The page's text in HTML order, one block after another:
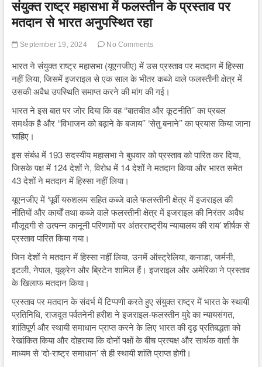
संयुक्त राष्ट्र महासभा में फलस्तीन के प्रस्ताव पर
मतदान से भारत अनुपस्थित रहा
September 19, 2024 No Comments
भारत ने संयुक्त राष्ट्र महासभा (यूएनजीए) में उस प्रस्ताव पर मतदान में हिस्सा
नहीं लिया, जिसमें इजराइल से एक साल के भीतर कब्जे वाले फलस्तीनी क्षेत्र में
उसकी अवैध उपस्थिति समाप्त करने की मांग की गई।
भारत ने इस बात पर जोर दिया कि वह ‘‘बातचीत और कूटनीति’’ का प्रबल
समर्थक है और ‘‘विभाजन को बढ़ाने के बजाय’’ ‘सेतु बनाने’’ का प्रयास किया जाना
चाहिए।
इस संबंध में 193 सदस्यीय महासभा ने बुधवार को प्रस्ताव को पारित कर दिया,
जिसके पक्ष में 124 देशों ने, विरोध में 14 देशों ने मतदान किया और भारत समेत
43 देशों ने मतदान में हिस्सा नहीं लिया।
यूएनजीए में ‘पूर्वी यरुशलम सहित कब्जे वाले फलस्तीनी क्षेत्र में इजराइल की
नीतियों और कार्यों तथा कब्जे वाले फलस्तीनी क्षेत्र में इजराइल की निरंतर अवैध
मौजूदगी से उत्पन्न कानूनी परिणामों पर अंतरराष्ट्रीय न्यायालय की राय’ शीर्षक से
प्रस्ताव पारित किया गया।
जिन देशों ने मतदान में हिस्सा नहीं लिया, उनमें ऑस्ट्रेलिया, कनाडा, जर्मनी,
इटली, नेपाल, यूक्रेन और ब्रिटेन शामिल हैं। इजराइल और अमेरिका ने प्रस्ताव
के खिलाफ मतदान किया।
प्रस्ताव पर मतदान के संदर्भ में टिप्पणी करते हुए संयुक्त राष्ट्र में भारत के स्थायी
प्रतिनिधि, राजदूत पर्वतनेनी हरीश ने इजराइल-फलस्तीन मुद्दे का न्यायसंगत,
शांतिपूर्ण और स्थायी समाधान प्राप्त करने के लिए भारत की दृढ़ प्रतिबद्धता को
रेखांकित किया और दोहराया कि दोनों पक्षों के बीच प्रत्यक्ष और सार्थक वार्ता के
माध्यम से ‘दो-राष्ट्र समाधान’ से ही स्थायी शांति प्राप्त होगी।